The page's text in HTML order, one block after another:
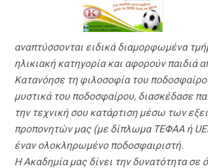
αναπτύσσονται ειδικά διαμορφωμένα
ηλικιακή κατηγορία και αφορούν παιδιά
Κατανόησε τη φιλοσοφία του
μυστικά του ποδοσφαίρου, διασκέδασε
την τεχνική σου κατάρτιση μέσω των
προπονητών μας (με δίπλωμα ΤΕΦΑΑ ή
έναν ολοκληρωμένο ποδοσφαιριστή.
Η Ακαδημία μας δίνει την δυνατότητα σε